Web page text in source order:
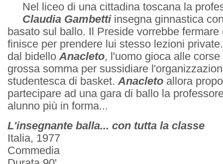
Nel liceo di una cittadina toscana la
Claudia Gambettiinsegna ginnastica
basato sul ballo. Il Preside vorrebbe fermare
finisce per prendere lui stesso lezioni
dal bidelloAnacleto, l'uomo gioca alle
grossa somma per sussidiare
studentesca di basket.Anacleto allora
partecipare ad una gara di ballo la
alunno più in forma...
L'insegnante balla... con tutta la classe
Italia, 1977
Commedia